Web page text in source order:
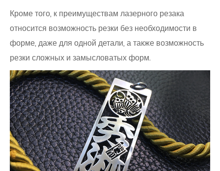
Кроме того, к преимуществам лазерного резака
относится возможность резки без необходимости в
форме, даже для одной детали, а также возможность
резки сложных и замысловатых форм.